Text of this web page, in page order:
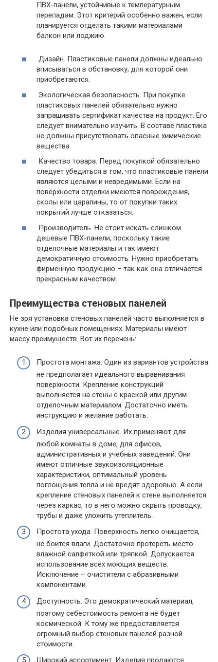
ПВХ-панели, устойчивые к температурным
перепадам. Этот критерий особенно важен, если
планируется отделать такими материалами
балкон или лоджию.
Дизайн. Пластиковые панели должны идеально
вписываться в обстановку, для которой они
приобретаются.
Экологическая безопасность. При покупке
пластиковых панелей обязательно нужно
запрашивать сертификат качества на продукт. Его
следует внимательно изучить. В составе пластика
не должны присутствовать опасные химические
вещества.
Качество товара. Перед покупкой обязательно
следует убедиться в том, что пластиковые панели
являются целыми и невредимыми. Если на
поверхности отделки имеются повреждения,
сколы или царапины, то от покупки таких
покрытий лучше отказаться.
Производитель. Не стоит искать слишком
дешевые ПВХ-панели, поскольку такие
отделочные материалы и так имеют
демократичную стоимость. Нужно приобретать
фирменную продукцию – так как она отличается
прекрасным качеством.
Преимущества стеновых панелей
Не зря установка стеновых панелей часто выполняется в
кухне или подобных помещениях. Материалы имеют
массу преимуществ. Вот их перечень:
Простота монтажа. Один из вариантов устройства
не предполагает идеального выравнивания
поверхности. Крепление конструкций
выполняется на стены с краской или другим
отделочным материалом. Достаточно иметь
инструкцию и желание работать.
Изделия универсальные. Их применяют для
любой комнаты в доме, для офисов,
административных и учебных заведений. Они
имеют отличные звукоизоляционные
характеристики, оптимальный уровень
поглощения тепла и не вредят здоровью. А если
крепление стеновых панелей к стене выполняется
через каркас, то в него можно скрыть проводку,
трубы и даже уложить утеплитель.
Простота ухода. Поверхность легко очищается,
не боится влаги. Достаточно протереть место
влажной салфеткой или тряпкой. Допускается
использование всех моющих веществ.
Исключение – очистители с абразивными
компонентами.
Доступность. Это демократический материал,
поэтому себестоимость ремонта не будет
космической. К тому же предоставляется
огромный выбор стеновых панелей разной
стоимости.
Широкий ассортимент. Изделия продаются